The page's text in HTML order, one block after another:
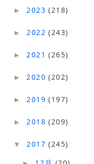
► 2023(218)
► 2022(243)
► 2021(265)
► 2020(202)
► 2019(197)
► 2018(209)
▼ 2017(245)